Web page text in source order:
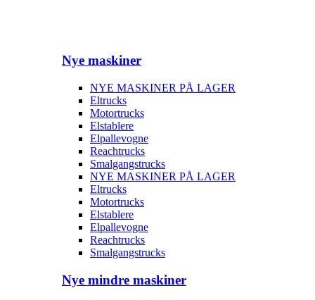
Nye maskiner
NYE MASKINER PÅ LAGER
Eltrucks
Motortrucks
Elstablere
Elpallevogne
Reachtrucks
Smalgangstrucks
NYE MASKINER PÅ LAGER
Eltrucks
Motortrucks
Elstablere
Elpallevogne
Reachtrucks
Smalgangstrucks
Nye mindre maskiner